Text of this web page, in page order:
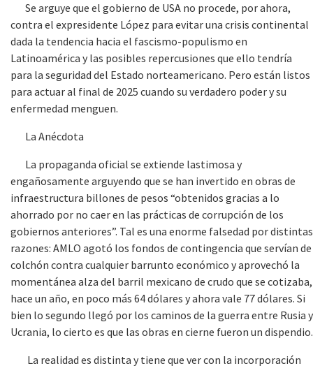
Se arguye que el gobierno de USA no procede, por ahora,
contra el expresidente López para evitar una crisis continental
dada la tendencia hacia el fascismo-populismo en
Latinoamérica y las posibles repercusiones que ello tendría
para la seguridad del Estado norteamericano. Pero están listos
para actuar al final de 2025 cuando su verdadero poder y su
enfermedad menguen.
La Anécdota
La propaganda oficial se extiende lastimosa y
engañosamente arguyendo que se han invertido en obras de
infraestructura billones de pesos “obtenidos gracias a lo
ahorrado por no caer en las prácticas de corrupción de los
gobiernos anteriores”. Tal es una enorme falsedad por distintas
razones: AMLO agotó los fondos de contingencia que servían de
colchón contra cualquier barrunto económico y aprovechó la
momentánea alza del barril mexicano de crudo que se cotizaba,
hace un año, en poco más 64 dólares y ahora vale 77 dólares. Si
bien lo segundo llegó por los caminos de la guerra entre Rusia y
Ucrania, lo cierto es que las obras en cierne fueron un dispendio.
La realidad es distinta y tiene que ver con la incorporación